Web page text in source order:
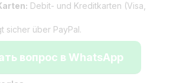
Debit- und Kreditkarten (Visa,
sicher über PayPal.
вопрос в WhatsApp